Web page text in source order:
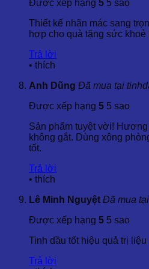
ngập hương thơm dễ chịu,
tinh thần.
Xông Hương
Sử dụng máy khuếch tán tinh
tạo không gian thư giãn, đồng
mệt mỏi.
Nhà Tắm
Thêm vài giọt tinh dầu vào bồn
Xông Mặt
quyết các vấn đề hô hấp, viêm
Tác Dụng Phụ
Tinh dầu hoa nhài tây là an toàn
Được xếp hạng 5 5 sao
Thiết kế nhãn mác sang
hợp cho quà tặng sức
Trả lời
• thích
Anh Dũng Đã mua tại
Được xếp hạng 5 5 sao
Sản phẩm tuyệt vời!
không gắt. Dùng xông
tốt.
Trả lời
• thích
Lê Minh Nguyệt Đã mua
Được xếp hạng 5 5 sao
Tinh dầu tốt hiệu quả trị liệu
Trả lời